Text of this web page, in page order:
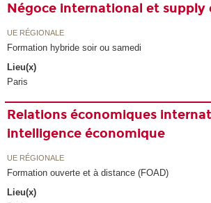
Négoce international et supply
UE RÉGIONALE
Formation hybride soir ou samedi
Lieu(x)
Paris
Relations économiques
intelligence économique
UE RÉGIONALE
Formation ouverte et à distance (FOAD)
Lieu(x)